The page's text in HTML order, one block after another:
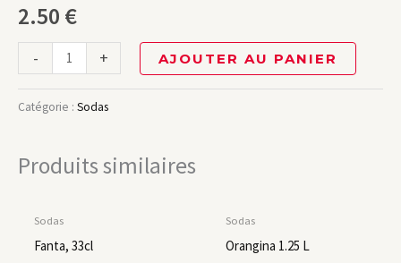
2.50 €
- + AJOUTER AU PANIER
Catégorie : Sodas
Produits similaires
Sodas
Fanta, 33cl
Sodas
Orangina 1.25 L